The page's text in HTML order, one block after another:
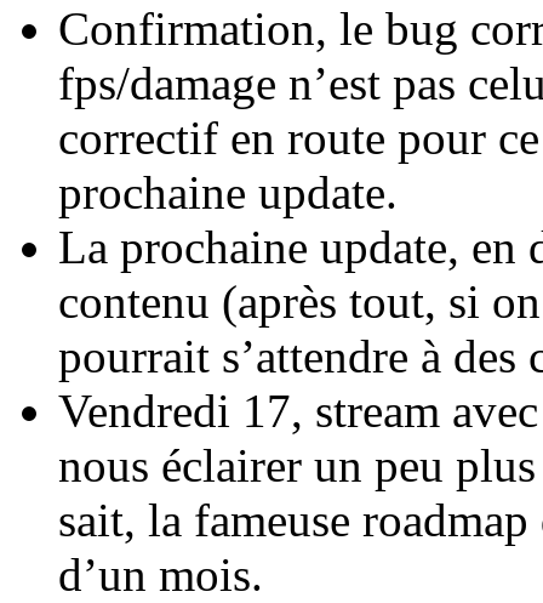
Confirmation, le bug
fps/damage n’est pas
correctif en route pour
prochaine update.
La prochaine update, en
contenu (après tout, si
pourrait s’attendre à
Vendredi 17, stream
nous éclairer un peu
sait, la fameuse
d’un mois.